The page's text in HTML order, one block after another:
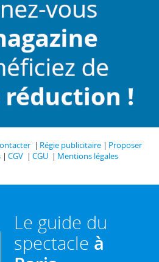
Régie publicitaire
Proposer
CGV CGU
Mentions légales
Le guide du
spectacle à